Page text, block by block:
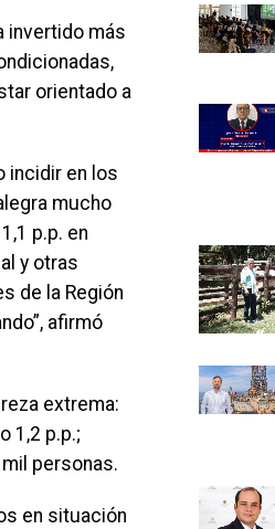
invertido más
orientado a
incidir en los
mucho
p.p. en
y otras
de la Región
afirmó
extrema:
1,2 p.p.;
personas.
en situación